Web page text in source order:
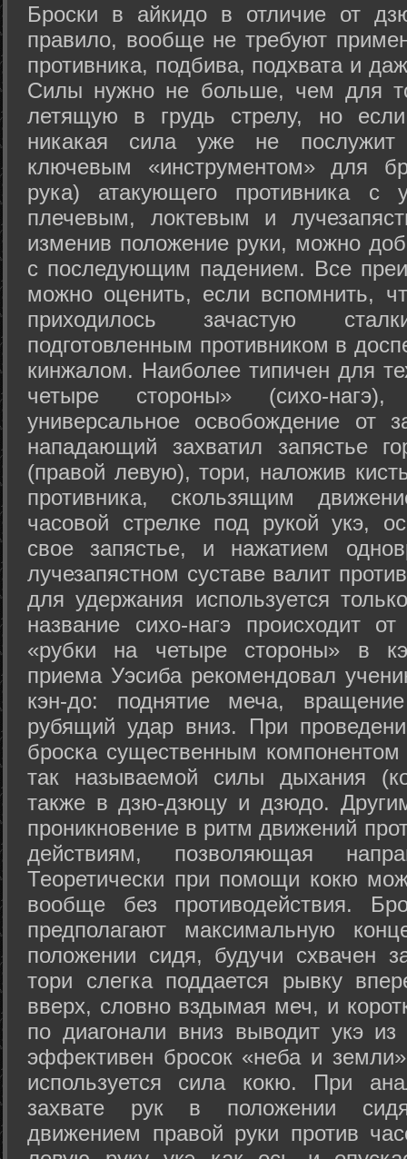
Броски в айкидо в отличие от
правило, вообще не требуют
противника, подбива, подхвата и
Силы нужно не больше, чем для
летящую в грудь стрелу, но
никакая сила уже не
ключевым «инструментом» для
рука) атакующего противника с
плечевым, локтевым и
изменив положение руки, можно
с последующим падением. Все
можно оценить, если вспомнить,
приходилось зачастую
подготовленным противником в
кинжалом. Наиболее типичен для
четыре стороны» (сихо-
универсальное освобождение от
нападающий захватил запястье
(правой левую), тори, наложив
противника, скользящим
часовой стрелке под рукой укэ,
свое запястье, и нажатием
лучезапястном суставе валит
для удержания используется
название сихо-нагэ происходит
«рубки на четыре стороны» в
приема Уэсиба рекомендовал
кэн-до: поднятие меча,
рубящий удар вниз. При
броска существенным компонентом
так называемой силы дыхания
также в дзю-дзюцу и дзюдо.
проникновение в ритм движений
действиям, позволяющая
Теоретически при помощи кокю
вообще без противодействия.
предполагают максимальную
положении сидя, будучи схвачен
тори слегка поддается рывку
вверх, словно вздымая меч, и
по диагонали вниз выводит укэ
эффективен бросок «неба и
используется сила кокю. При
захвате рук в положении
движением правой руки против